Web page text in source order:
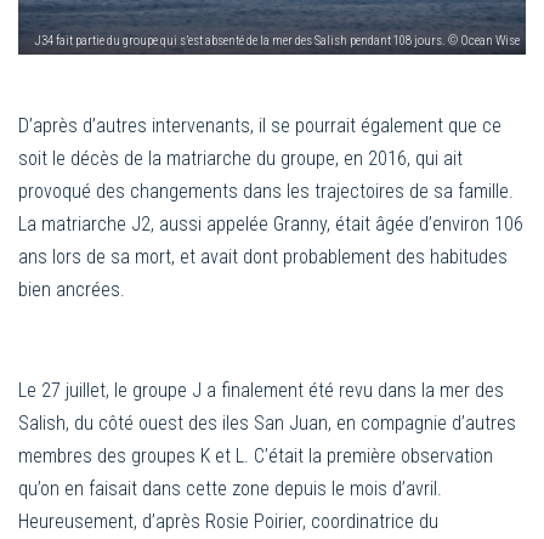
J34 fait partie du groupe qui s’est absenté de la mer des Salish pendant 108 jours. © Ocean Wise
D’après d’autres intervenants, il se pourrait également que ce
soit le décès de la matriarche du groupe, en 2016, qui ait
provoqué des changements dans les trajectoires de sa famille.
La matriarche J2, aussi appelée Granny, était âgée d’environ 106
ans lors de sa mort, et avait dont probablement des habitudes
bien ancrées.
Le 27 juillet, le groupe J a finalement été revu dans la mer des
Salish, du côté ouest des iles San Juan, en compagnie d’autres
membres des groupes K et L. C’était la première observation
qu’on en faisait dans cette zone depuis le mois d’avril.
Heureusement, d’après Rosie Poirier, coordinatrice du